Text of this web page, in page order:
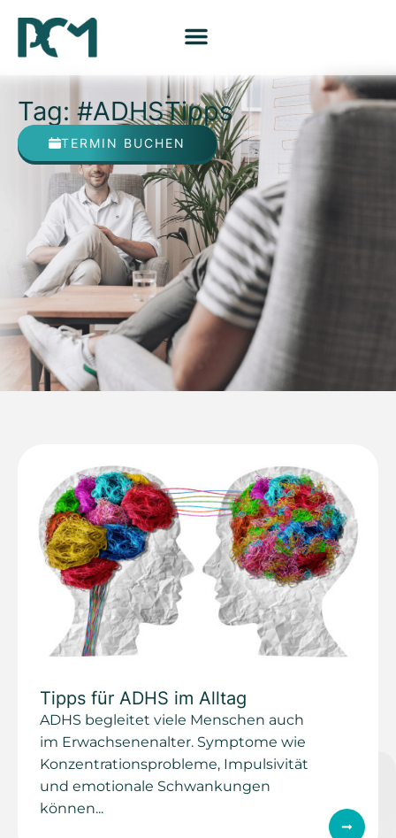
Tag: #ADHSTipps
TERMIN BUCHEN
Tipps für ADHS im Alltag
ADHS begleitet viele Menschen auch
im Erwachsenenalter. Symptome wie
Konzentrationsprobleme, Impulsivität
und emotionale Schwankungen
können...